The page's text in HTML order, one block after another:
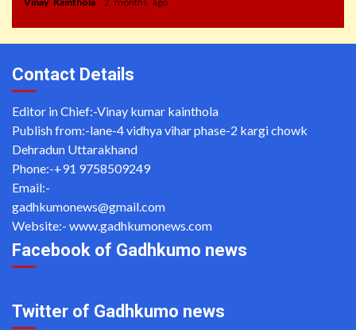
Contact Details
Editor in Chief:-Vinay kumar kainthola
Publish from:-lane-4 vidhya vihar phase-2 kargi chowk
Dehradun Uttarakhand
Phone:-+91 9758509249
Email:-
gadhkumonews@gmail.com
Website:- www.gadhkumonews.com
Facebook of Gadhkumo news
Twitter of Gadhkumo news